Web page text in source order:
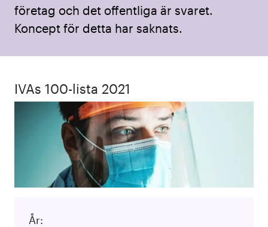
företag och det offentliga är svaret.
Koncept för detta har saknats.
IVAs 100-lista 2021
År: